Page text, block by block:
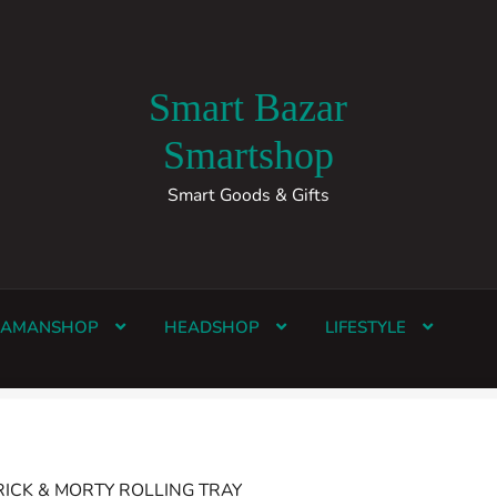
Smart Bazar
Smartshop
Smart Goods & Gifts
HEADSHOP LIFESTYLE
& MORTY ROLLING TRAY